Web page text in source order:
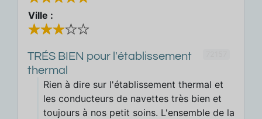
Ville :
TRÉS BIEN pour l'établissement
thermal
Rien à dire sur l'établissement thermal et
les conducteurs de navettes très bien et
toujours à nos petit soins. L'ensemble de la